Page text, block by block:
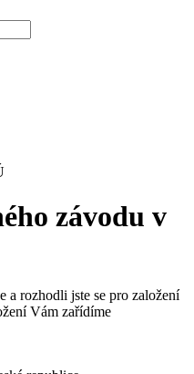
závodu v
a rozhodli jste se pro založení
Vám zařídíme